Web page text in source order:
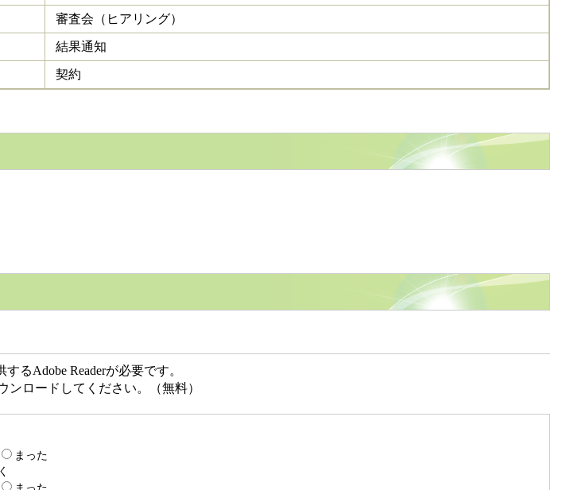
審査会（ヒアリング）
結果通知
契約
るAdobe Readerが必要です。
ンロードしてください。（無料）
まった
く